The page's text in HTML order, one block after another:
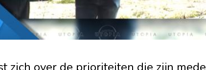
zich over de prioriteiten die zijn mede